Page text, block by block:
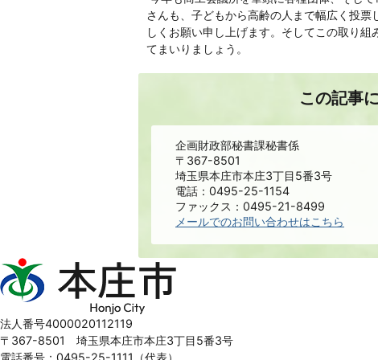
さんも、子どもから高齢の人まで幅広く投
しくお願い申し上げます。そしてこの取り
てまいりましょう。
この記事
企画財政部秘書課秘書係
〒367-8501
埼玉県本庄市本庄3丁目5番3号
電話：0495-25-1154
ファックス：0495-21-8499
メールでのお問い合わせはこちら
本
庄
Honjo
City
法人番号4000020112119
〒367-8501 埼玉県本庄市本庄3丁目5番3号
電話番号：0495-25-1111（代表）